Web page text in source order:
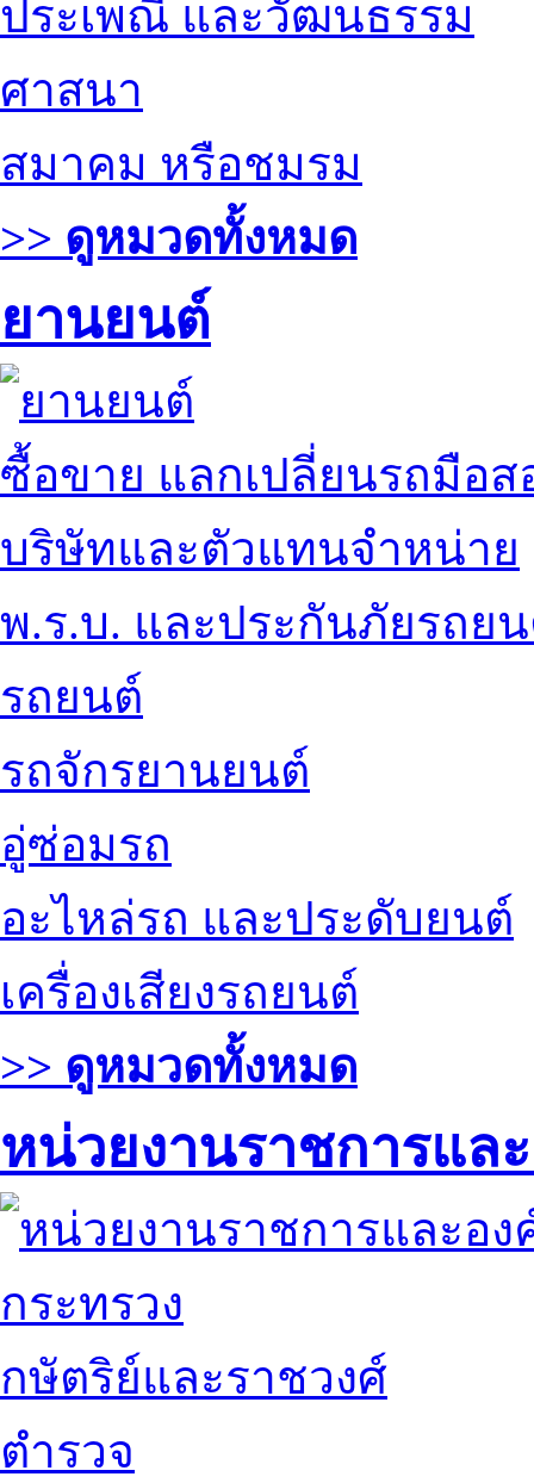
ประเพณี และวัฒนธรรม
ศาสนา
สมาคม หรือชมรม
>> ดูหมวดทั้งหมด
ยานยนต์
ซื้อขาย แลกเปลี่ยนรถมือส
บริษัทและตัวแทนจำหน่าย
พ.ร.บ. และประกันภัยรถย
รถยนต์
รถจักรยานยนต์
อู่ซ่อมรถ
อะไหล่รถ และประดับยนต์
เครื่องเสียงรถยนต์
>> ดูหมวดทั้งหมด
หน่วยงานราชการแล
กระทรวง
กษัตริย์และราชวงศ์
ตำรวจ